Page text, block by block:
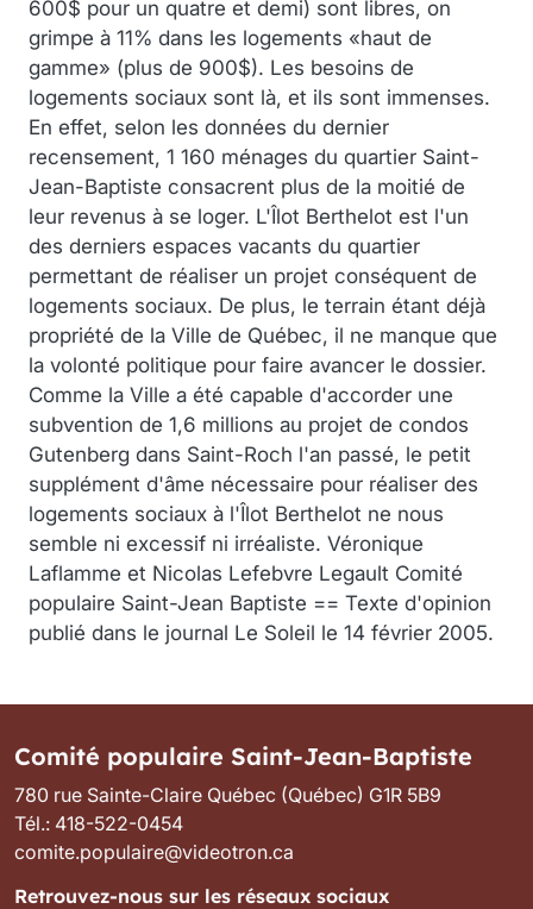
600$ pour un quatre et demi) sont libres, on
grimpe à 11% dans les logements «haut de
gamme» (plus de 900$). Les besoins de
logements sociaux sont là, et ils sont immenses.
En effet, selon les données du dernier
recensement, 1 160 ménages du quartier Saint-
Jean-Baptiste consacrent plus de la moitié de
leur revenus à se loger. L'Îlot Berthelot est l'un
des derniers espaces vacants du quartier
permettant de réaliser un projet conséquent de
logements sociaux. De plus, le terrain étant déjà
propriété de la Ville de Québec, il ne manque que
la volonté politique pour faire avancer le dossier.
Comme la Ville a été capable d'accorder une
subvention de 1,6 millions au projet de condos
Gutenberg dans Saint-Roch l'an passé, le petit
supplément d'âme nécessaire pour réaliser des
logements sociaux à l'Îlot Berthelot ne nous
semble ni excessif ni irréaliste. Véronique
Laflamme et Nicolas Lefebvre Legault Comité
populaire Saint-Jean Baptiste == Texte d'opinion
publié dans le journal Le Soleil le 14 février 2005.
Comité populaire Saint-Jean-Baptiste
780 rue Sainte-Claire Québec (Québec) G1R 5B9
Tél.: 418-522-0454
comite.populaire@videotron.ca
Retrouvez-nous sur les réseaux sociaux